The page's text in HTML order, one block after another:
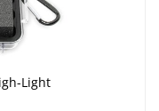
​Light